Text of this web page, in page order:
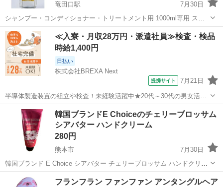
竜田口駅
7月30日
シャンプー・コンディショナー・トリートメント用 1000ml専用 スタ
ンドホルダー ★ スタンドホルダー ※ポンプはつきませんが一般的な
もので代用可能です。 ★ 2個set ※1つ1,000円前後しますのでかなり
お得だ...
熊本 熊本市 竜田口駅 ヘアケア トリートメント
≪入寮・月収28万円・派遣社員≫検査・検品
時給1,400円
日払い
株式会社BREXA Next
提携サイト 7月21日
半導体製造装置の組立や検査！未経験活躍中★20代～30代の男女活躍
中★ワンルーム寮完備！赴任旅費会社負担！マイカー通勤OK！無料駐
車場あり！正社員登用あり！《熊本県菊池郡大津町》 人気の工場のお
仕事 ◇半導体製造装置の組立...
熊本 その他
韓国ブランドE Choiceのチェリーブロッサム
シアバター ハンドクリーム
280円
熊本市
7月30日
韓国ブランド E Choice シアバター チェリーブロッサム ハンドクリー
ム 半分以上残っています ※残量は画像3を確認下さい
熊本
フランフラン ファンファン アンタングルヘア